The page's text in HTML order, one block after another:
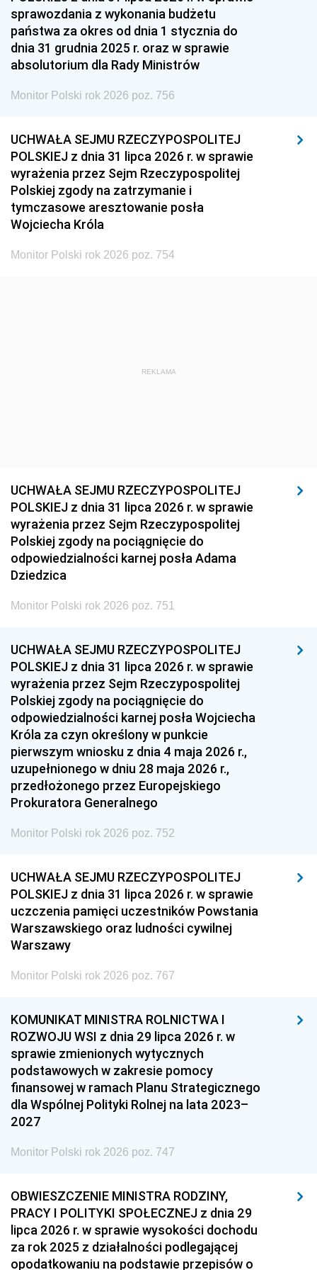
1936 1930
sprawozdania z wykonania budżetu
państwa za okres od dnia 1 stycznia do
dnia 31 grudnia 2025 r. oraz w sprawie
absolutorium dla Rady Ministrów
Monitor Polski rok 2026 poz. 756
UCHWAŁA SEJMU RZECZYPOSPOLITEJ
POLSKIEJ z dnia 31 lipca 2026 r. w sprawie
wyrażenia przez Sejm Rzeczypospolitej
Polskiej zgody na zatrzymanie i
tymczasowe aresztowanie posła
Wojciecha Króla
Monitor Polski rok 2026 poz. 754
REKLAMA
UCHWAŁA SEJMU RZECZYPOSPOLITEJ
POLSKIEJ z dnia 31 lipca 2026 r. w sprawie
wyrażenia przez Sejm Rzeczypospolitej
Polskiej zgody na pociągnięcie do
odpowiedzialności karnej posła Adama
Dziedzica
Monitor Polski rok 2026 poz. 751
UCHWAŁA SEJMU RZECZYPOSPOLITEJ
POLSKIEJ z dnia 31 lipca 2026 r. w sprawie
wyrażenia przez Sejm Rzeczypospolitej
Polskiej zgody na pociągnięcie do
odpowiedzialności karnej posła Wojciecha
Króla za czyn określony w punkcie
pierwszym wniosku z dnia 4 maja 2026 r.,
uzupełnionego w dniu 28 maja 2026 r.,
przedłożonego przez Europejskiego
Prokuratora Generalnego
Monitor Polski rok 2026 poz. 752
UCHWAŁA SEJMU RZECZYPOSPOLITEJ
POLSKIEJ z dnia 31 lipca 2026 r. w sprawie
uczczenia pamięci uczestników Powstania
Warszawskiego oraz ludności cywilnej
Warszawy
Monitor Polski rok 2026 poz. 767
KOMUNIKAT MINISTRA ROLNICTWA I
ROZWOJU WSI z dnia 29 lipca 2026 r. w
sprawie zmienionych wytycznych
podstawowych w zakresie pomocy
finansowej w ramach Planu Strategicznego
dla Wspólnej Polityki Rolnej na lata 2023–
2027
Monitor Polski rok 2026 poz. 747
OBWIESZCZENIE MINISTRA RODZINY,
PRACY I POLITYKI SPOŁECZNEJ z dnia 29
lipca 2026 r. w sprawie wysokości dochodu
za rok 2025 z działalności podlegającej
opodatkowaniu na podstawie przepisów o